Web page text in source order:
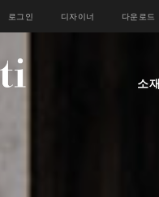
로그인 디자이너 다운로드
소재